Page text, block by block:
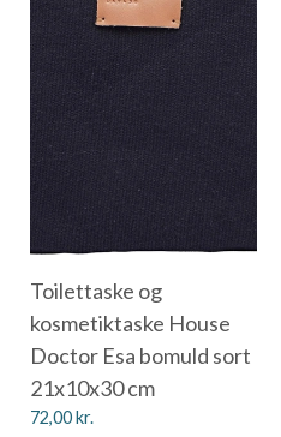
Toilettaske og
kosmetiktaske House
Doctor Esa bomuld sort
21x10x30 cm
72,00kr.